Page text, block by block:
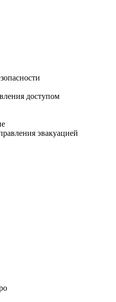
доступом
эвакуацией